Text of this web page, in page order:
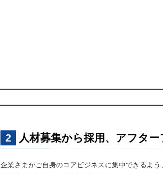
2 人材募集から採用、アフタ
企業さまがご自身のコアビジネスに集中できるよう